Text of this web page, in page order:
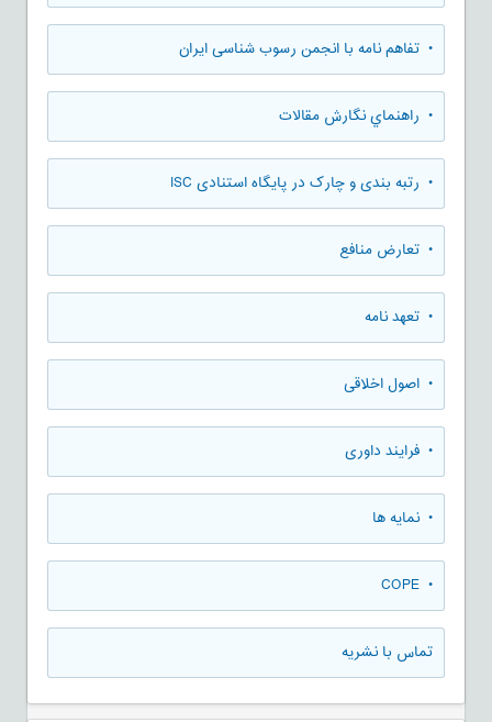
• تفاهم نامه با انجمن رسوب شناسی ایران
• راهنماي نگارش مقالات
• رتبه بندی و چارک در پایگاه استنادی ISC
• تعارض منافع
• تعهد نامه
• اصول اخلاقی
• فرایند داوری
• نمایه ها
• COPE
تماس با نشریه